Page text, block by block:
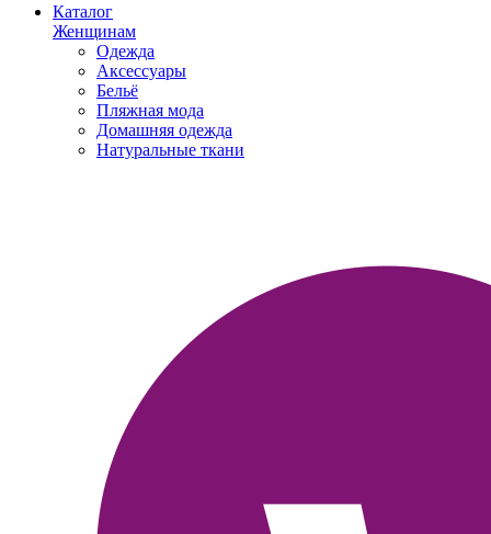
Каталог
Женщинам
Одежда
Аксессуары
Бельё
Пляжная мода
Домашняя одежда
Натуральные ткани